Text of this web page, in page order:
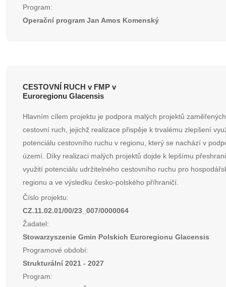
Program:
Operační program Jan Amos Komenský
CESTOVNÍ RUCH v FMP v
Euroregionu Glacensis
Hlavním cílem projektu je podpora malých projektů
cestovní ruch, jejichž realizace přispěje k trvalému zlepšení
potenciálu cestovního ruchu v regionu, který se nachází v
území. Díky realizaci malých projektů dojde k lepšímu
využití potenciálu udržitelného cestovního ruchu pro
regionu a ve výsledku česko-polského příhraničí.
Číslo projektu:
CZ.11.02.01/00/23_007/0000064
Žadatel:
Stowarzyszenie Gmin Polskich Euroregionu Glacensis
Programové období:
Strukturální 2021 - 2027
Program: